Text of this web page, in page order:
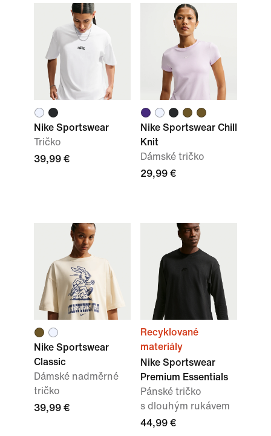
Nike Sportswear
Tričko
39,99 €
Nike Sportswear Chill
Knit
Dámské tričko
29,99 €
Nike Sportswear
Classic
Dámské nadměrné
tričko
39,99 €
Recyklované
materiály
Nike Sportswear
Premium Essentials
Pánské tričko
s dlouhým rukávem
44,99 €